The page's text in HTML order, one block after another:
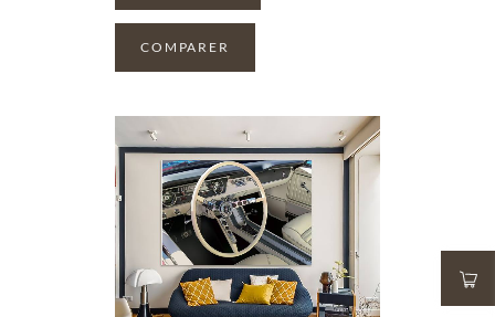
COMPARER
ADD TO WISHLIST